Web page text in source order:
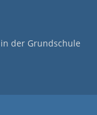
der Grundschule